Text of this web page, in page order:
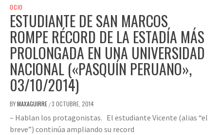
OCIO
ESTUDIANTE DE SAN MARCOS
ROMPE RÉCORD DE LA ESTADÍA MÁS
PROLONGADA EN UNA UNIVERSIDAD
NACIONAL («PASQUÍN PERUANO»,
03/10/2014)
BYMAXAGUIRRE /3 OCTUBRE, 2014
– Hablan los protagonistas. El estudiante Vicente (alias “el
breve”) continúa ampliando su record